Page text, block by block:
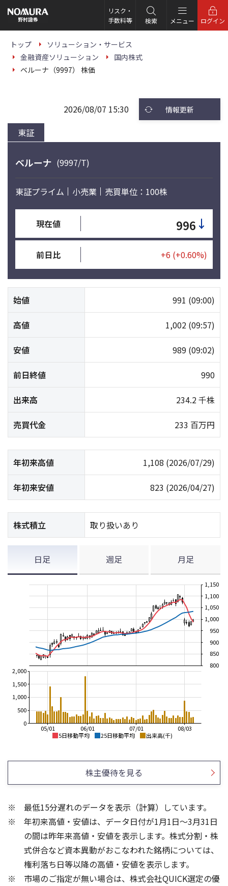
の
ー
リスク・
手数料等
検索 メニュー ログイン
トップ
ソリューション・サービス
金融資産ソリューション
国内株式
ベルーナ（9997） 株価
東証
2026/08/07 15:30 情報更新
ベルーナ (9997/T)
東証プライム 小売業 売買単位：100株
現在値 996 ↓
前日比 +6 (+0.60%)
始値 991 (09:00)
高値 1,002 (09:57)
安値 989 (09:02)
前日終値 990
出来高 234.2 千株
売買代金 233 百万円
年初来高値 1,108 (2026/07/29)
年初来安値 823 (2026/04/27)
株式積立 取り扱いあり
日足 週足 月足
5日移動平均 25日移動平均 出来高(千)
08/03
07/01
06/01
05/01
800
850
900
950
1,000
1,050
1,100
1,150
0
500
1,000
1,500
2,000
750
800
1,000
1,050
1,100
500
1,000
1,500
2,000
400
600
1,000
1,200
200
株主優待を見る
最低15分遅れのデータを表示（計算）しています。
年初来高値・安値は、データ日付が1月1日～3月31日
の間は昨年来高値・安値を表示します。株式分割・株
式併合など資本異動がおこなわれた銘柄については、
権利落ち日等以降の高値・安値を表示します。
市場のご指定が無い場合は、株式会社QUICK選定の優